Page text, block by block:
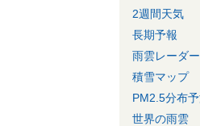
2週間天気
長期予報
雨雲レーダー
積雪マップ
PM2.5分布予
世界の雨雲